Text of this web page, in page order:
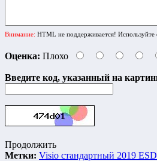
Внимание: HTML не поддерживается! Используйте
Оценка: Плохо
Введите код, указанный на
Продолжить
Метки: Visio стандартный 2019 ESD